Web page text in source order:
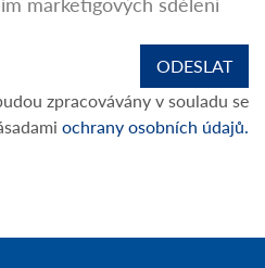
zpracovávány v souladu se
ochrany osobních údajů.